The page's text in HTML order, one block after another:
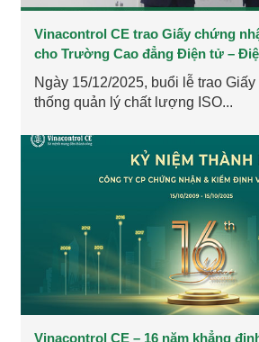
​​​​​​​Vinacontrol CE trao Giấy chứng
cho Trường Cao đẳng Điện tử –
Ngày 15/12/2025, buổi lễ trao
thống quản lý chất lượng ISO...
Vinacontrol CE – 16 năm khẳng